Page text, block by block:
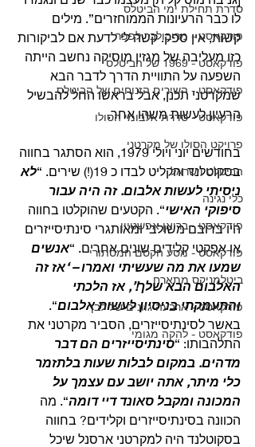
סדרת תחילת ימי הביטלס
פודקאסט - מריבולבר לפפר
פודקאסט - 1969 של הביטלס
פודקאסט - השירים הזנוחים של הביטלס
פודקאסט - סדרת אלבומי הסולו
פרויקט הסולו של מקרטני
הביטלס וישראל
כלי נגינה
פודקאסט - בריאן אפשטיין
פודקאסט - מסע הקסם המסתורי
ביטלמניקס מתארח
פודקאסט - ארבעה גוונים של לבן
פודקאסט - להקה מגומי
לו כבר הרעיונות הממוחזרים”. מילים
קשות, אין ספק. קשה לי לדעת אם לביקורות
כזו מעליבה של מגזין מוסיקה נחשב הייתה
השפעה על התוויית הדרך לדבר הבא
שמקרטני תכנן, אבל בראשו החל להבשיל
הרעיון לעשות משהו אחר.
בחודשים יוני ויולי 1979, הוא הסתגר בחווה
בסקוטלנד והקליט לבדו כ 19(!) שירים. “
לא
ניסיתי לעשות אלבום. זה היה עבור
סיפוקי האישי“. הקטעים שהוקלטו בחווה
היו ברובם משולבי ומאותגרי סינתיסייזרים
או אפקטי קלידים שונים אחרים. “אנשים
שמעו את מה שעשיתי ואמרו – ‘אז זה
האלבום הבא שלך!’, אז הלכתי
והתעמקתי בניסיון לעשות אלבום“.
באשר לסינתיסייזרים, הסביר מקרטני את
התלהבותו: “סינתיסייזרים הם דבר
מדהים. במקום לבלות שעות בלתזמר
כלי מיתר, אתה יושב עם עצמך על
המכונה ומקבל סאונד דיי דומה“. מה
הכוונה בסינתיסייזרים וקלידים? בחווה
בסקוטלנד היה למקרטני ארסנל שיכל